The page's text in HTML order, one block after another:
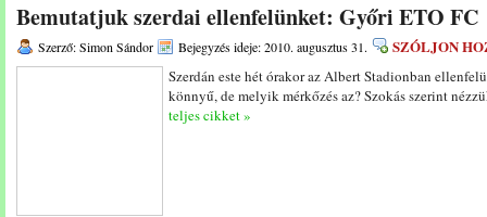
Bemutatjuk szerdai ellenfelünket: Győri ETO FC
Szerző: Simon Sándor Bejegyzés ideje: 2010. augusztus 31. SZÓLJON
Szerdán este hét órakor az Albert Stadionban
könnyű, de melyik mérkőzés az? Szokás szerint
teljes cikket »